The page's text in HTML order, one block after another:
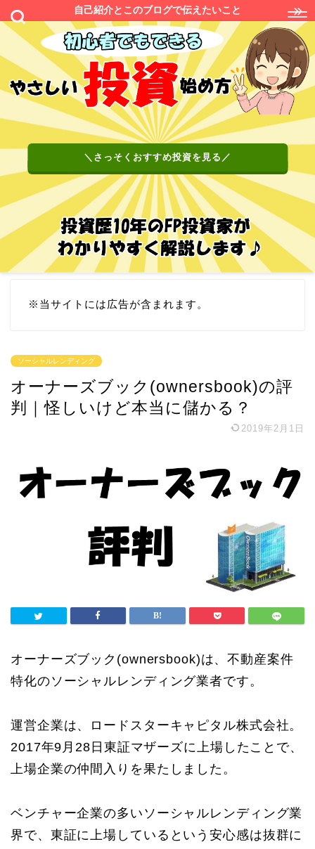
自己紹介とこのブログで伝えたいこと
＼さっそくおすすめ投資を見る／
※当サイトには広告が含まれます。
ソーシャルレンディング
オーナーズブック(ownersbook)の評
判｜怪しいけど本当に儲かる？
2019年2月1日
オーナーズブック(ownersbook)は、不動産案件
特化のソーシャルレンディング業者です。
運営企業は、ロードスターキャピタル株式会社。
2017年9月28日東証マザーズに上場したことで、
上場企業の仲間入りを果たしました。
ベンチャー企業の多いソーシャルレンディング業
界で、東証に上場しているという安心感は抜群に